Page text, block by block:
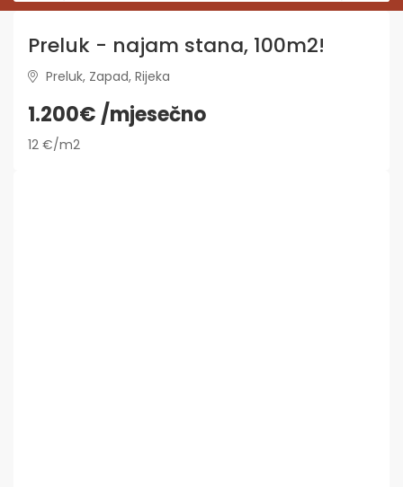
Preluk - najam stana, 100m2!
Preluk, Zapad, Rijeka
1.200€ /mjesečno
12 €/m2